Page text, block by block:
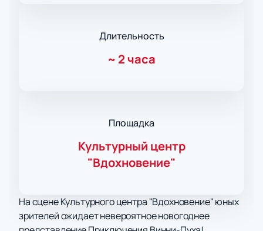
Длительность
~ 2 часа
Площадка
Культурный центр
"Вдохновение"
На сцене Культурного центра "Вдохновение" юных
зрителей ожидает невероятное новогоднее